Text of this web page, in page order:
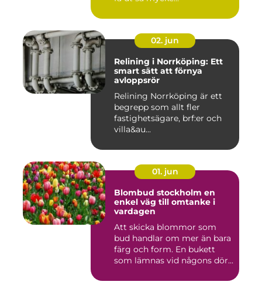
02. jun
Relining i Norrköping: Ett
smart sätt att förnya
avloppsrör
Relining Norrköping är ett
begrepp som allt fler
fastighetsägare, brf:er och
villa&au...
01. jun
Blombud stockholm en
enkel väg till omtanke i
vardagen
Att skicka blommor som
bud handlar om mer än bara
färg och form. En bukett
som lämnas vid någons dör...